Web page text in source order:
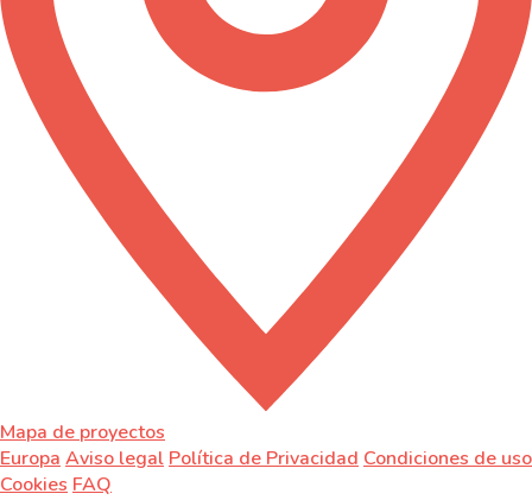
Mapa de proyectos
Europa Aviso legal Política de Privacidad Condiciones de uso
Cookies FAQ